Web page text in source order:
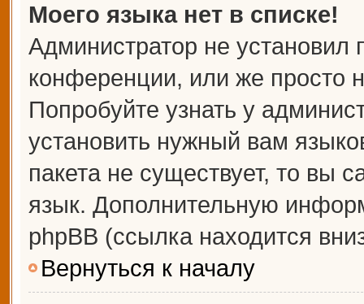
Моего языка нет в списке!
Администратор не установил
конференции, или же просто
Попробуйте узнать у
установить нужный вам
пакета не существует, то вы
язык. Дополнительную
phpBB (ссылка находится
Вернуться к началу